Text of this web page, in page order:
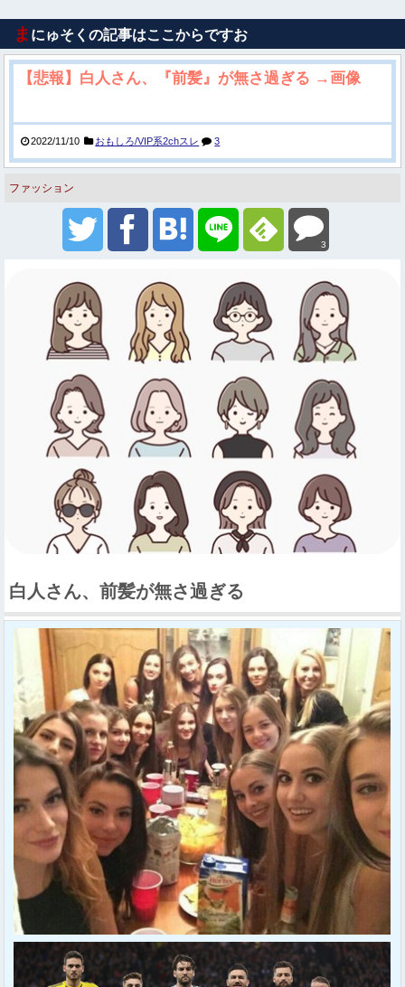
ま にゅそくの記事はここからですお
【悲報】白人さん、『前髪』が無さ過ぎる →画像
2022/11/10 おもしろ/VIP系2chスレ 3
ファッション
3
白人さん、前髪が無さ過ぎる